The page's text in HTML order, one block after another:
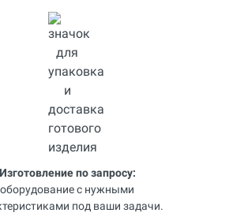
Изготовление по запросу:
оборудование с нужными
под ваши задачи.